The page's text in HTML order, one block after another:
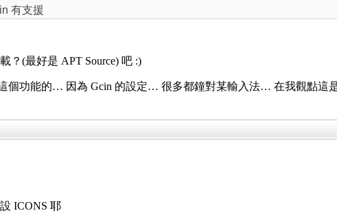
有支援
？(最好是 APT Source) 吧 :)
個功能的… 因為 Gcin 的設定… 很多都鐘對某輸入法… 在我觀點這
ICONS 耶